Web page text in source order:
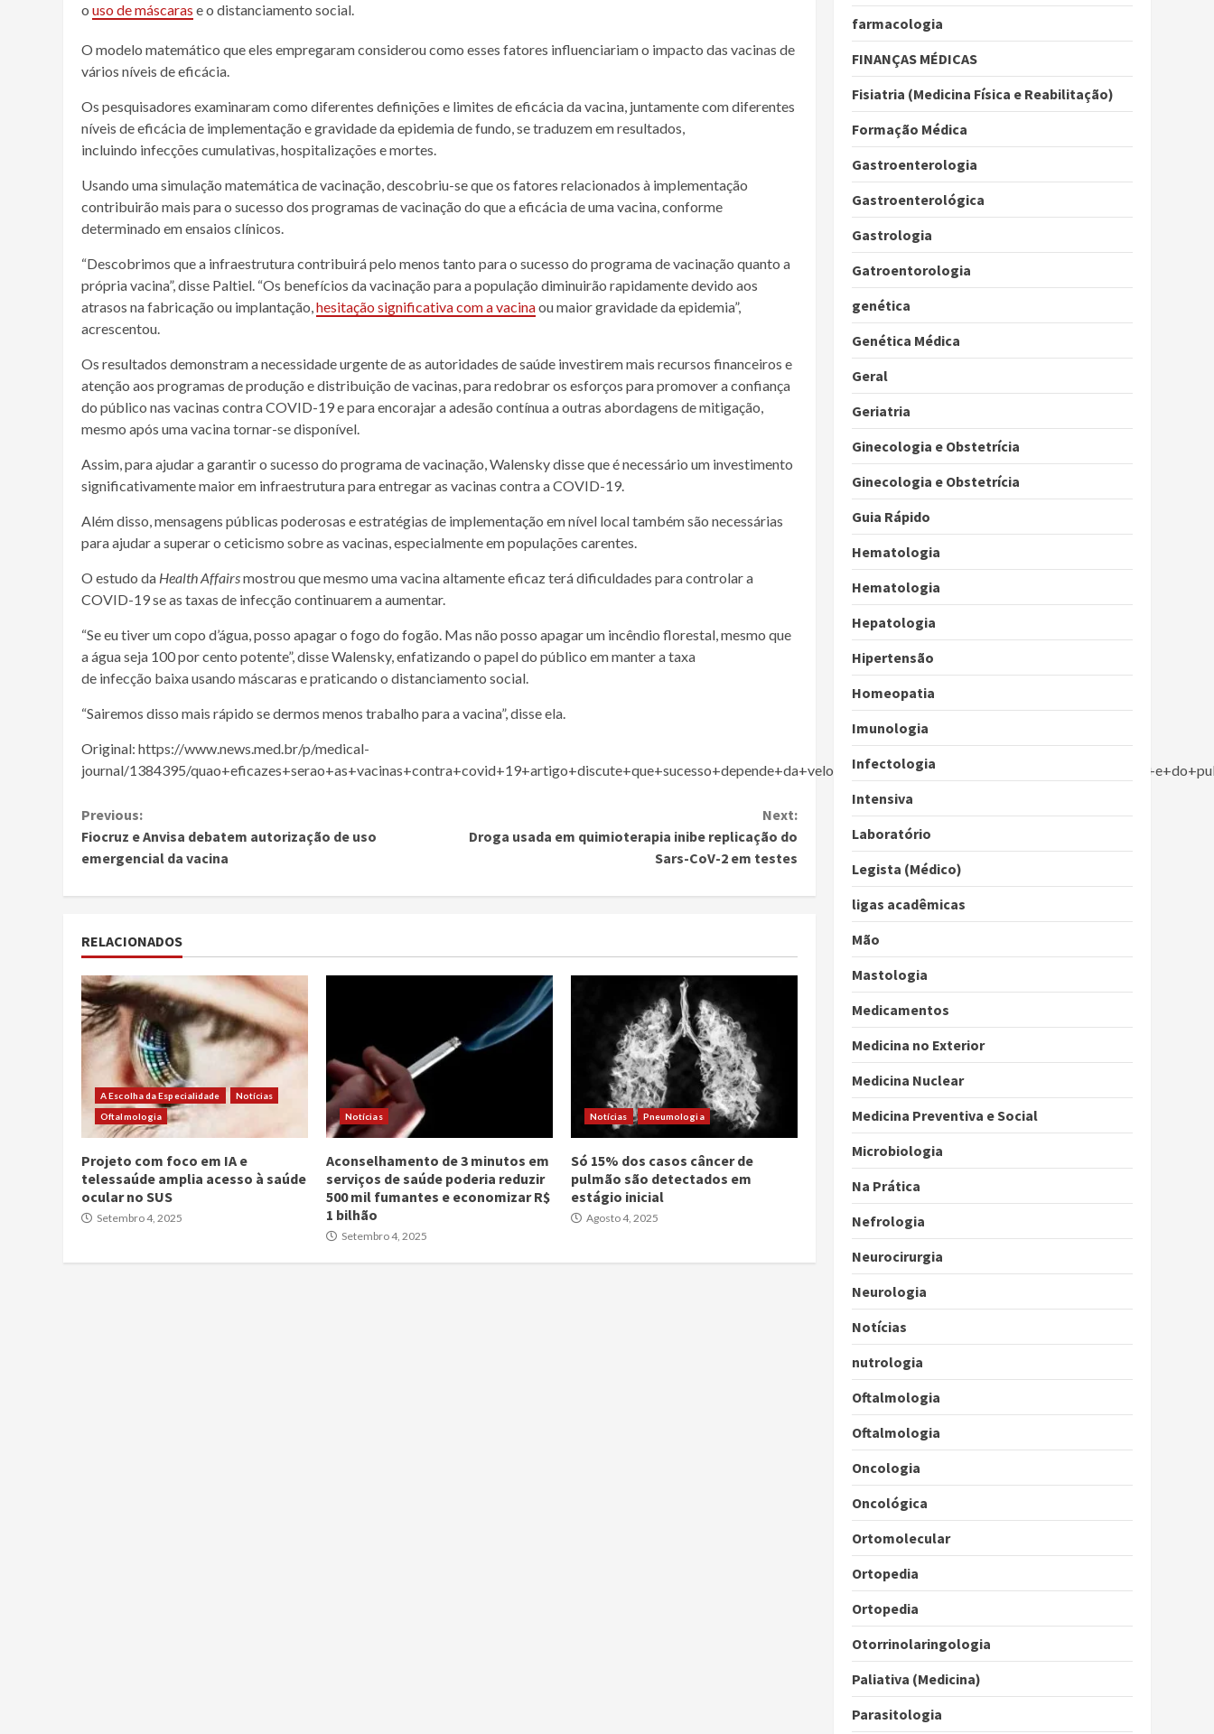
o uso de máscaras e o distanciamento social.
O modelo matemático que eles empregaram considerou como esses fatores influenciariam o impacto das vacinas de
vários níveis de eficácia.
Os pesquisadores examinaram como diferentes definições e limites de eficácia davacina, juntamente com diferentes
níveis de eficácia de implementação e gravidade da epidemia de fundo, se traduzem em resultados,
incluindo infecções cumulativas, hospitalizações e mortes.
Usando uma simulação matemática de vacinação, descobriu-se que os fatores relacionados à implementação
contribuirão mais para o sucesso dos programas de vacinação do que a eficácia de umavacina, conforme
determinado emensaios clínicos.
“Descobrimos que a infraestrutura contribuirá pelo menos tanto para o sucesso do programa de vacinação quanto a
própria vacina”, disse Paltiel. “Os benefícios da vacinação para a população diminuirão rapidamente devido aos
atrasos na fabricação ou implantação,hesitação significativa com avacinaou maior gravidade da epidemia”,
acrescentou.
Os resultados demonstram a necessidade urgente de as autoridades desaúde investirem mais recursos financeiros e
atenção aos programas de produção e distribuição de vacinas, para redobrar os esforços para promover a confiança
do público nas vacinas contra COVID-19 e para encorajar a adesão contínua a outras abordagens de mitigação,
mesmo após umavacinatornar-se disponível.
Assim, para ajudar a garantir o sucesso do programa de vacinação, Walensky disse que é necessário um investimento
significativamente maior em infraestrutura para entregar as vacinas contra a COVID-19.
Além disso, mensagens públicas poderosas e estratégias de implementação em nível local também são necessárias
para ajudar a superar o ceticismo sobre as vacinas, especialmente em populações carentes.
O estudo da Health Affairsmostrou que mesmo umavacinaaltamente eficaz terá dificuldades para controlar a
COVID-19 se as taxas de infecção continuarem a aumentar.
“Se eu tiver um copo d’água, posso apagar o fogo do fogão. Mas não posso apagar um incêndio florestal, mesmo que
a água seja 100 por cento potente”, disse Walensky, enfatizando o papel do público em manter a taxa
de infecção baixa usando máscaras e praticando o distanciamento social.
“Sairemos disso mais rápido se dermos menos trabalho para a vacina”, disse ela.
Original: https://www.news.med.br/p/medical-
journal/1384395/
Continue
Reading
Previous:
Fiocruz e Anvisa debatem autorização de uso
emergencial da vacina
Next:
Droga usada em quimioterapia inibe replicação do
Sars-CoV-2 em testes
RELACIONADOS
A Escolha da Especialidade
Notícias
Oftalmologia
Projeto com foco em IA e
telessaúde amplia acesso à saúde
ocular no SUS
Setembro 4, 2025
Notícias
Aconselhamento de 3 minutos em
serviços de saúde poderia reduzir
500 mil fumantes e economizar R$
1 bilhão
Setembro 4, 2025
Notícias Pneumologia
Só 15% dos casos câncer de
pulmão são detectados em
estágio inicial
Agosto 4, 2025
farmacologia
FINANÇAS MÉDICAS
Fisiatria (Medicina Física e Reabilitação)
Formação Médica
Gastroenterologia
Gastroenterológica
Gastrologia
Gatroentorologia
genética
Genética Médica
Geral
Geriatria
Ginecologia e Obstetrícia
Ginecologia e Obstetrícia
Guia Rápido
Hematologia
Hematologia
Hepatologia
Hipertensão
Homeopatia
Imunologia
Infectologia
Intensiva
Laboratório
Legista (Médico)
ligas acadêmicas
Mão
Mastologia
Medicamentos
Medicina no Exterior
Medicina Nuclear
Medicina Preventiva e Social
Microbiologia
Na Prática
Nefrologia
Neurocirurgia
Neurologia
Notícias
nutrologia
Oftalmologia
Oftalmologia
Oncologia
Oncológica
Ortomolecular
Ortopedia
Ortopedia
Otorrinolaringologia
Paliativa (Medicina)
Parasitologia